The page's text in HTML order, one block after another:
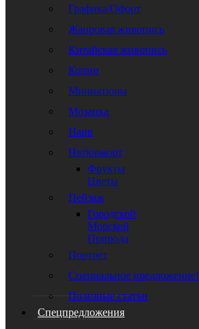
Графика/Офорт
Жанровая живопись
Китайская живопись
Копии
Миниатюры
Мозаика
Наив
Натюрморт
Фрукты
Цветы
Пейзаж
Городской
Морской
Природа
Портрет
Специальное предложение!
Полезные статьи
Спецпредложения